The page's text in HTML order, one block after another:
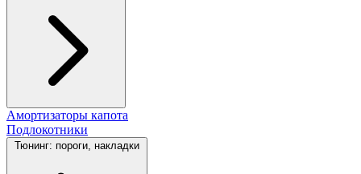
Амортизаторы капота
Подлокотники
Тюнинг: пороги, накладки